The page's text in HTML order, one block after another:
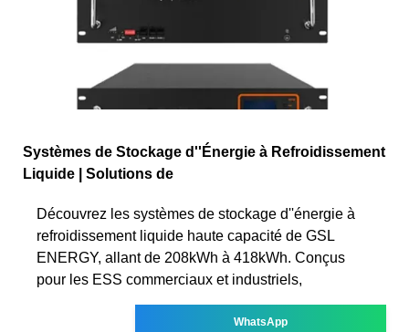
Systèmes de Stockage d''Énergie à Refroidissement
Liquide | Solutions de
Découvrez les systèmes de stockage d''énergie à
refroidissement liquide haute capacité de GSL
ENERGY, allant de 208kWh à 418kWh. Conçus
pour les ESS commerciaux et industriels,
WhatsApp